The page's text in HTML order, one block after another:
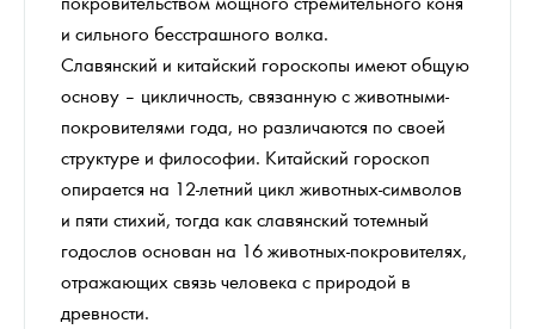
и сильного бесстрашного волка.
Славянский и китайский гороскопы имеют общую
основу – цикличность, связанную с животными-
покровителями года, но различаются по своей
структуре и философии. Китайский гороскоп
опирается на 12-летний цикл животных-символов
и пяти стихий, тогда как славянский тотемный
годослов основан на 16 животных-покровителях,
отражающих связь человека с природой в
древности.